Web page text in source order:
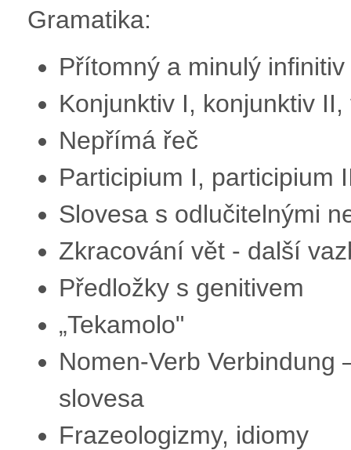
Gramatika:
Přítomný a minulý
Konjunktiv I, konjunktiv
Nepřímá řeč
Participium I, participium
Slovesa s odlučitelnými
Zkracování vět - další
Předložky s genitivem
„Tekamolo"
Nomen-Verb Verbindung
slovesa
Frazeologizmy, idiomy